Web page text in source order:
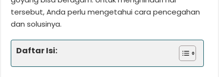
tersebut, Anda perlu mengetahui cara pencegahan
dan solusinya.
Daftar Isi: